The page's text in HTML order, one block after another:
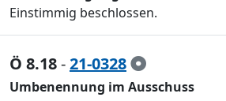
Einstimmig beschlossen.
Ö 8.18-21-0328
Umbenennung im Ausschuss